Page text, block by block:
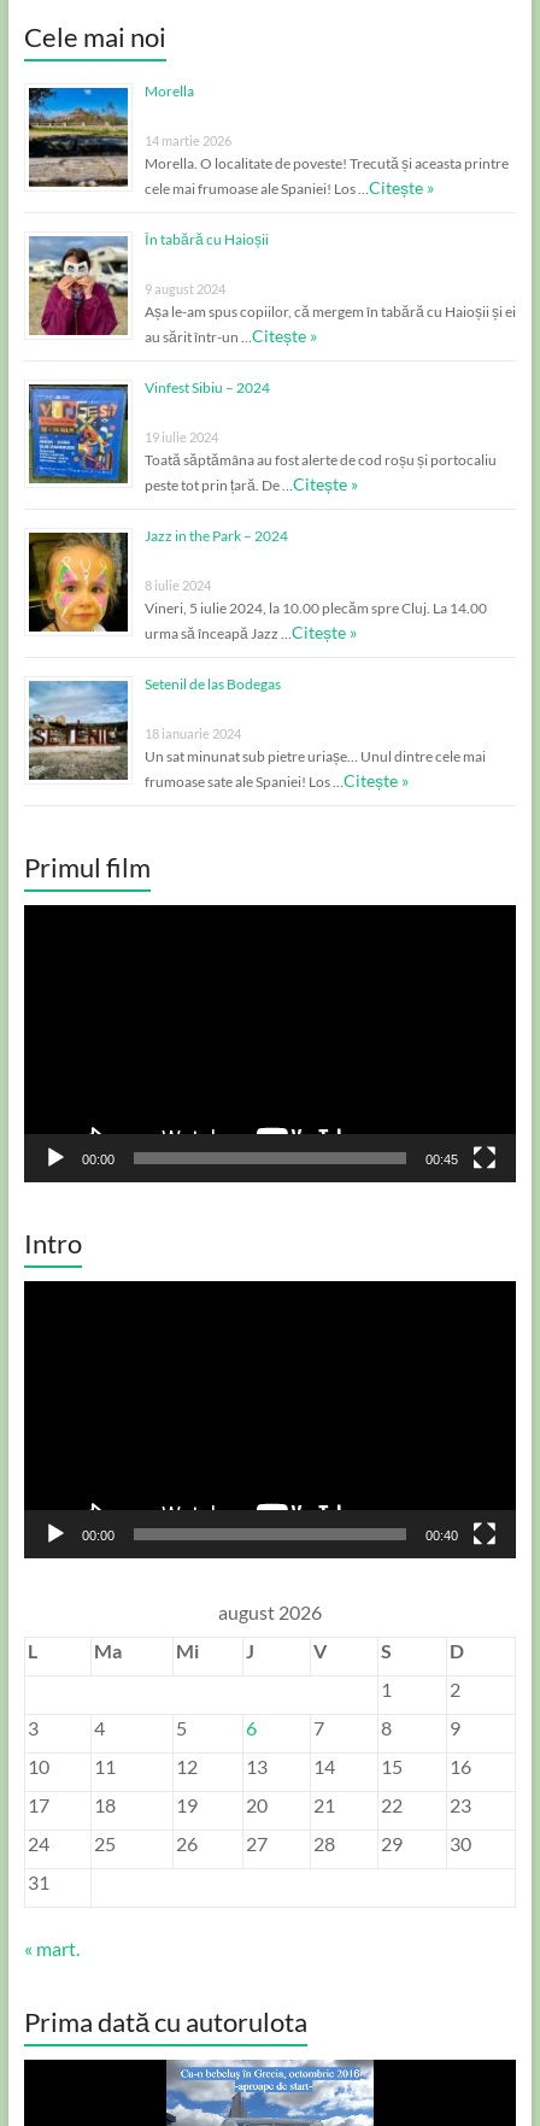
Cele mai noi
Morella
14 martie 2026
Morella. O localitate de poveste! Trecută și aceasta printre
cele mai frumoase ale Spaniei! Los …Citește »
În tabără cu Haioșii
9 august 2024
Așa le-am spus copiilor, că mergem în tabără cu Haioșii și ei
au sărit într-un …Citește »
Vinfest Sibiu – 2024
19 iulie 2024
Toată săptămâna au fost alerte de cod roșu și portocaliu
peste tot prin țară. De …Citește »
Jazz in the Park – 2024
8 iulie 2024
Vineri, 5 iulie 2024, la 10.00 plecăm spre Cluj. La 14.00
urma să înceapă Jazz …Citește »
Setenil de las Bodegas
18 ianuarie 2024
Un sat minunat sub pietre uriașe… Unul dintre cele mai
frumoase sate ale Spaniei! Los …Citește »
Primul film
00:00 00:45
Intro
00:00 00:40
august 2026
L
Ma Mi J V S
D
1
2
3
4 5 6 7 8
9
10
11 12 13 14 15
16
17
18 19 20 21 22
23
24
25 26 27 28 29
30
31
« mart.
Prima dată cu autorulota